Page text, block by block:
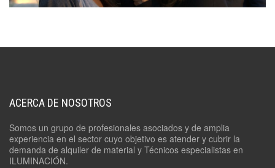
ACERCA DE NOSOTROS
Somos un grupo de profesionales asociados y de amplia
experiencia en el sector cuyo objetivo es atender y cubrir la
demanda de alquiler de material y Técnicos especialistas en
ILUMINACIÓN.